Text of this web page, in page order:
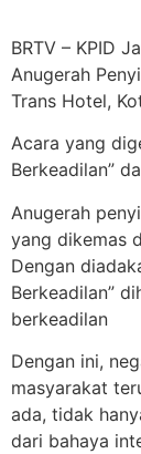
BRTV – KPID
Anugerah
Trans Hotel,
Acara yang
Berkeadilan”
Anugerah
yang dikemas
Dengan
Berkeadilan”
berkeadilan
Dengan ini,
masyarakat
ada, tidak
dari bahaya